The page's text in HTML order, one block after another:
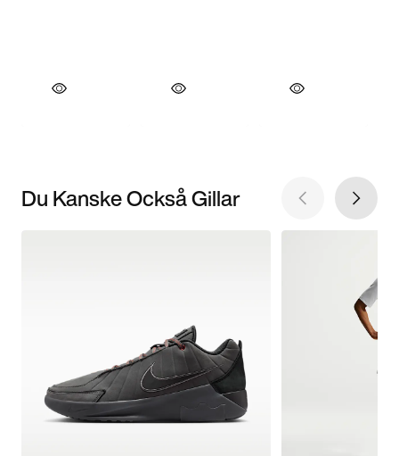
Du Kanske Också Gillar